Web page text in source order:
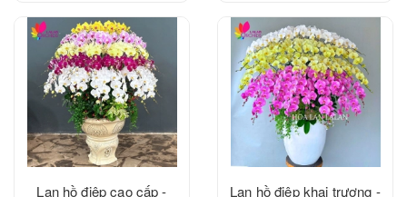
Lan hồ điệp cao cấp -
Lan hồ điệp khai trương -